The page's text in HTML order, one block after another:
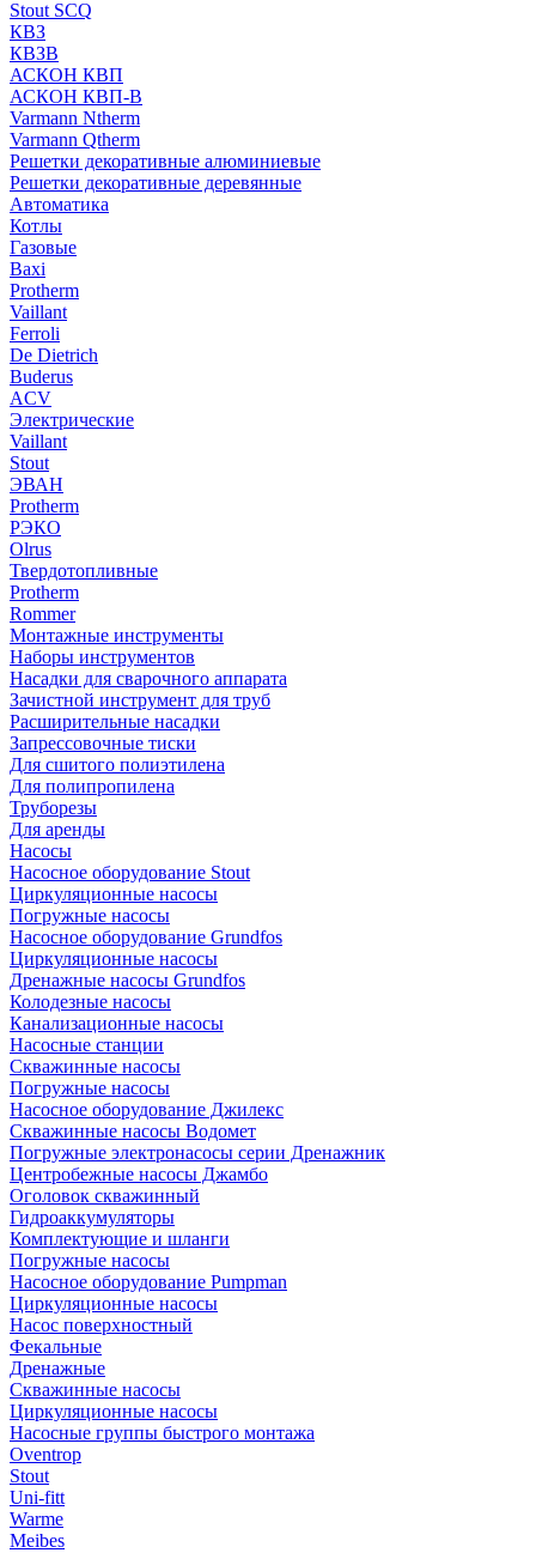
Stout SCQ
КВЗ
КВЗВ
АСКОН КВП
АСКОН КВП-В
Varmann Ntherm
Varmann Qtherm
Решетки декоративные алюминиевые
Решетки декоративные деревянные
Автоматика
Котлы
Газовые
Baxi
Protherm
Vaillant
Ferroli
De Dietrich
Buderus
ACV
Электрические
Vaillant
Stout
ЭВАН
Protherm
РЭКО
Olrus
Твердотопливные
Protherm
Rommer
Монтажные инструменты
Наборы инструментов
Насадки для сварочного аппарата
Зачистной инструмент для труб
Расширительные насадки
Запрессовочные тиски
Для сшитого полиэтилена
Для полипропилена
Труборезы
Для аренды
Насосы
Насосное оборудование Stout
Циркуляционные насосы
Погружные насосы
Насосное оборудование Grundfos
Циркуляционные насосы
Дренажные насосы Grundfos
Колодезные насосы
Канализационные насосы
Насосные станции
Скважинные насосы
Погружные насосы
Насосное оборудование Джилекс
Скважинные насосы Водомет
Погружные электронасосы серии Дренажник
Центробежные насосы Джамбо
Оголовок скважинный
Гидроаккумуляторы
Комплектующие и шланги
Погружные насосы
Насосное оборудование Pumpman
Циркуляционные насосы
Насос поверхностный
Фекальные
Дренажные
Скважинные насосы
Циркуляционные насосы
Насосные группы быстрого монтажа
Oventrop
Stout
Uni-fitt
Warme
Meibes